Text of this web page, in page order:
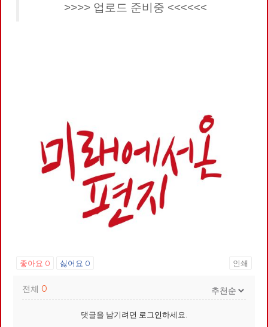
>>>> 업로드 준비중 <<<<<<
좋아요 0 싫어요 0 인쇄
전체 0
댓글을 남기려면 로그인하세요.